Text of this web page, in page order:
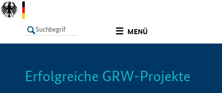
MENÜ
LISTE Info
Erfolgreiche GRW-Projekte